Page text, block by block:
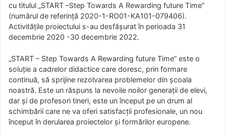
cu titulul „START –Step Towards A Rewarding future Time”
(numărul de referință 2020-1-RO01-KA101-079406).
Activitățile proiectului s-au desfășurat în perioada 31
decembrie 2020 -30 decembrie 2022.
„START – Step Towards A Rewarding future Time” este o
soluție a cadrelor didactice care doresc, prin formare
continuă, să sprijine rezolvarea problemelor din școala
noastră. Este un răspuns la nevoile noilor generații de elevi,
dar și de profesori tineri, este un început pe un drum al
schimbării care ne va oferi satisfacții profesionale, un nou
început în derularea proiectelor și formărilor europene.